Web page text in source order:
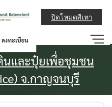
กรมส่งเสริมกา
งทะเบียน
นและปุ๋ยเพื่อชุมชน
จ.กาญจนบุรี
ปิดโหมดสีเทา